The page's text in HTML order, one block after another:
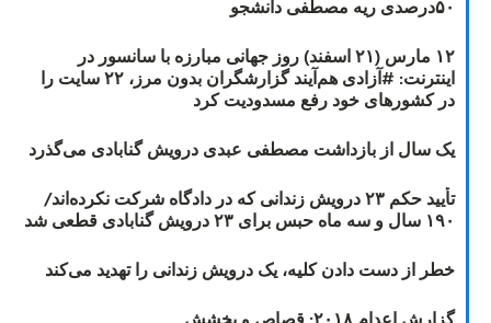
۱۲ مارس (۲۱ اسفند) روز جهانی مبارزه با سانسور در
اینترنت: #آزادی هم‌آیند گزارشگران‌ بدون مرز، ۲۲ سایت را
کشورهای خود رفع مسدودیت کرد
سال از بازداشت مصطفی عبدی درویش گنابادی می‌گذرد
تأیید حکم ۲۳ درویش زندانی که در دادگاه شرکت نکرده‌اند/
از دست دادن کلیه، یک درویش زندانی را تهدید می‌کند